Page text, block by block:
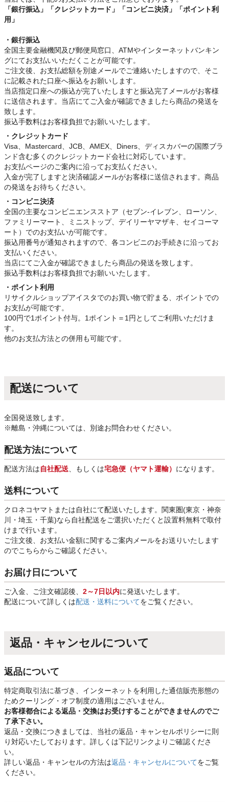
「銀行振込」
「クレジットカード」「コンビニ決済」「ポイント利
用」
・銀行振込
全国主要金融機関及び郵便局窓口、ATMやインターネットバンキン
グにてお支払いいただくことが可能です。
ご注文後、お支払総額を別途メールでご連絡いたしますので、そこ
に記載された口座へ振込をお願いします。
当店指定口座への振込が完了いたしますと振込完了メールがお客様
に送信されます。当店にてご入金が確認できましたら商品の発送を
致します。
振込手数料はお客様負担でお願いいたします。
・クレジットカード
Visa、Mastercard、JCB、AMEX、Diners、ディスカバーの国際ブラ
ンド含む多くのクレジットカード会社に対応しています。
お支払ページのご案内に沿ってお支払ください。
入金が完了しますと決済確認メールがお客様に送信されます。商品
の発送をお待ちください。
・コンビニ決済
全国の主要なコンビニエンスストア（セブン-イレブン、ローソン、
ファミリーマート、ミニストップ、デイリーヤマザキ、セイコーマ
ート）でのお支払いが可能です。
振込用番号が通知されますので、各コンビニのお手続きに沿ってお
支払いください。
当店にてご入金が確認できましたら商品の発送を致します。
振込手数料はお客様負担でお願いいたします。
・ポイント利用
リサイクルショップアイスタでのお買い物で貯まる、ポイントでの
お支払が可能です。
100円で1ポイント付与。1ポイント＝1円としてご利用いただけま
す。
他のお支払方法との併用も可能です。
配送について
全国発送致します。
※離島・沖縄については、別途お問合わせください。
配送方法について
配送方法は自社配送 、もしくは宅急便（ヤマト運輸） になります。
送料について
クロネコヤマトまたは自社にて配送いたします。関東圏(東京・神奈
川・埼玉・千葉)なら自社配送をご選択いただくと設置料無料で取付
けまで行います。
ご注文後、お支払い金額に関するご案内メールをお送りいたします
のでこちらからご確認ください。
お届け日について
ご入金、ご注文確認後、 2～7日以内に発送いたします。
配送について詳しくは配送・送料についてをご覧ください。
返品・キャンセルについて
返品について
特定商取引法に基づき、インターネットを利用した通信販売形態の
ためクーリング・オフ制度の適用はございません。
お客様都合による返品・交換はお受けすることができませんのでご
了承下さい。
返品・交換につきましては、当社の返品・キャンセルポリシーに則
り対応いたしております。詳しくは下記リンクよりご確認くださ
い。
詳しい返品・キャンセルの方法は返品・キャンセルについてをご覧
ください。